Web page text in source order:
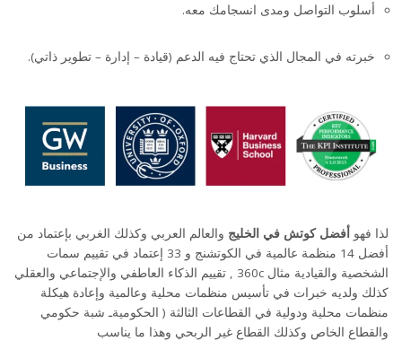
أسلوب التواصل ومدى انسجامك معه.
خبرته في المجال الذي تحتاج فيه الدعم (قيادة – إدارة – تطوير ذاتي).
لذا فهو أفضل كوتش في الخليج والعالم العربي وكذلك الغربي بإعتماد من
أفضل 14 منظمة عالمية في الكوتشنج و 33 إعتماد في تقييم سمات
الشخصية والقيادية مثال 360c , تقييم الذكاء العاطفي والإجتماعي والعقلي
كذلك ولديه خبرات في تأسيس منظمات محلية وعالمية وإعادة هيكلة
منظمات محلية ودولية في القطاعات الثالثة ( الحكوميةـ شبة حكومي
والقطاع الخاص وكذلك القطاع غير الربحي وهذا ما يناسب